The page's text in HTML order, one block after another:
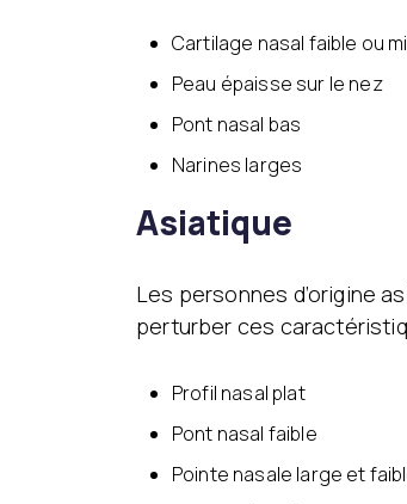
Cartilage nasal faible ou
Peau épaisse sur le nez
Pont nasal bas
Narines larges
Asiatique
Les personnes d’origine
perturber ces
Profil nasal plat
Pont nasal faible
Pointe nasale large et